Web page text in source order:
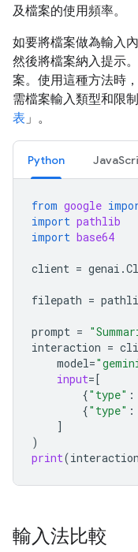
及檔案的使用頻率。
如要將檔案做為輸入
然後將檔案納入提示
案。使用這種方法時
需檔案輸入類型和限
表 」。
Python
from google
import pathlib
import base64
client = genai .
filepath =
prompt =
interaction =
model=
input=[
{"type" :
{"type" :
]
)
print(interaction
輸入法比較